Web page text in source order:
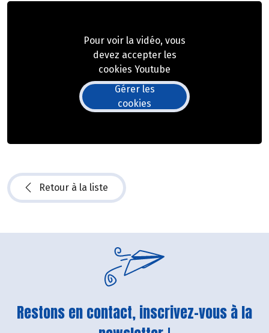
Pour voir la vidéo, vous
devez accepter les
cookies Youtube
Gérer les
cookies
Retour à la liste
Restons en contact, inscrivez-vous à la